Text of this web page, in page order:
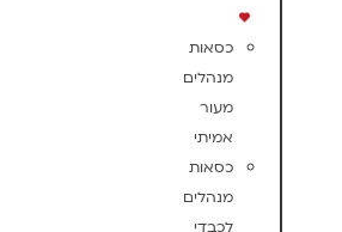
כסאות
מנהלים
מעור
אמיתי
כסאות
מנהלים
לכבדי